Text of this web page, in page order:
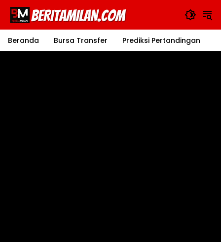
Langsung
konten
Beranda
Bursa Transfer Prediksi Pertandingan